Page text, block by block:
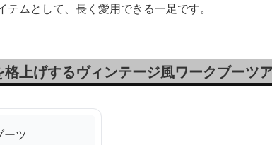
ムとして、長く愛用できる一足です。
上げするヴィンテージ風ワークブーツ